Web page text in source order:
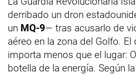
derribado un dron
un MQ-9— tras acusarlo de
aéreo en la zona del Golfo. El
importa menos que el lugar:
botella de la energía. Según